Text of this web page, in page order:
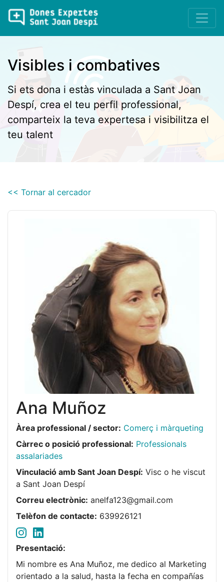
Visibles i combatives
Si ets dona i estàs vinculada a Sant Joan
Despí, crea el teu perfil professional,
comparteix la teva expertesa i visibilitza el
teu talent
<< Tornar al cercador
Ana Muñoz
Àrea professional / sector: Comerç i màrqueting
Càrrec o posició professional: Professionals
assalariades
Vinculació amb Sant Joan Despí: Visc o he viscut
a Sant Joan Despí
Correu electrònic: anelfa123@gmail.com
Telèfon de contacte: 639926121
Presentació:
Mi nombre es Ana Muñoz, me dedico al Marketing
orientado a la salud, hasta la fecha en compañías